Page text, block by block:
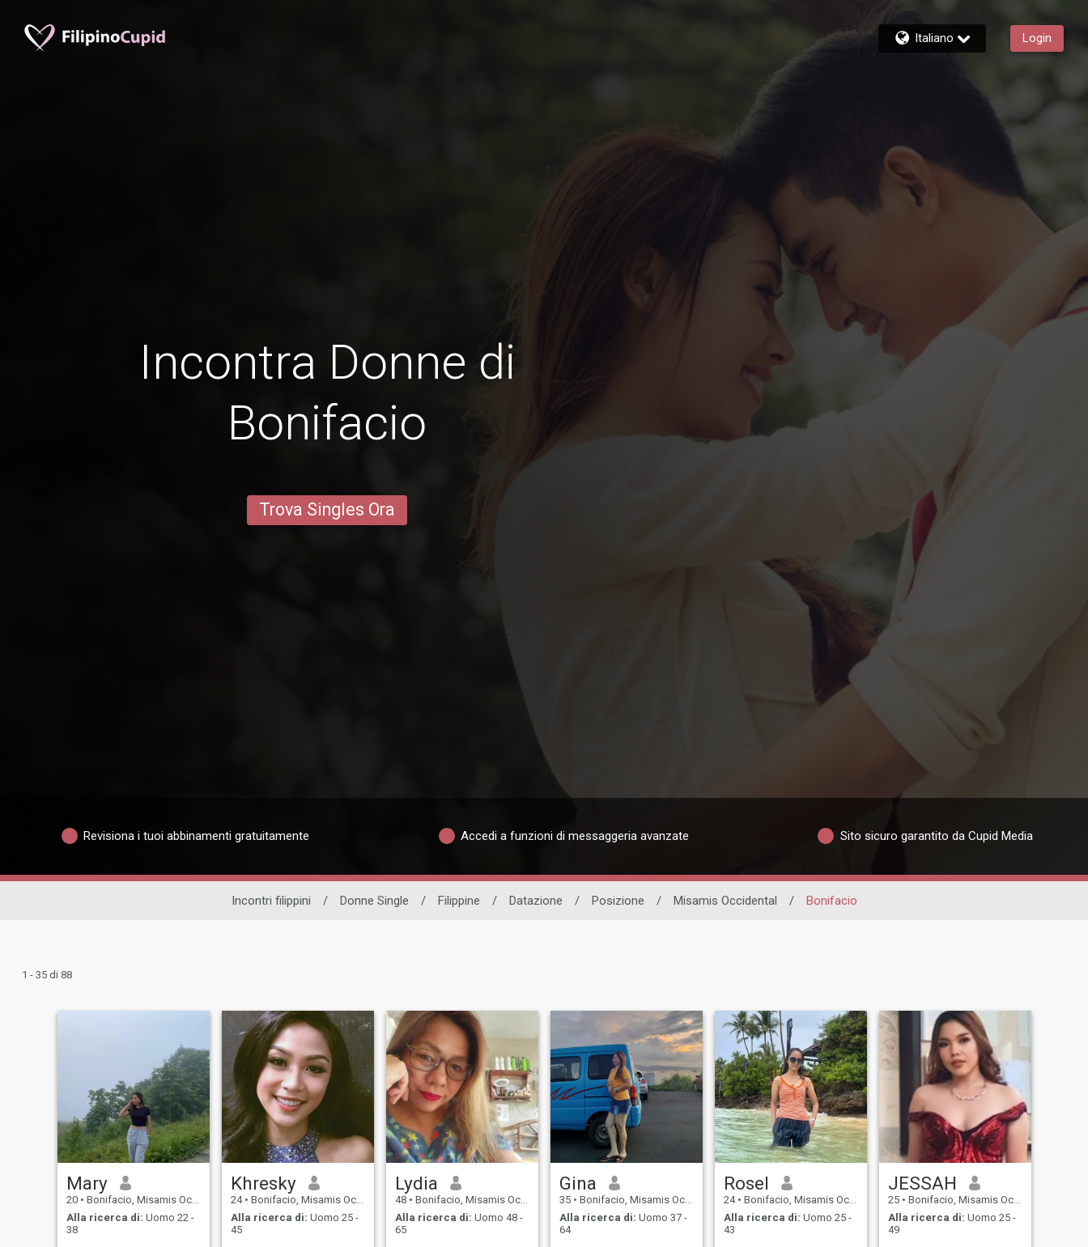
Italiano Login
Incontra Donne di
Bonifacio
Trova Singles Ora
Revisiona i tuoi abbinamenti gratuitamente Accedi a funzioni di messaggeria avanzate Sito sicuro garantito da Cupid Media
Incontri filippini / Donne Single / Filippine / Datazione / Posizione / Misamis Occidental / Bonifacio
1 - 35 di 88
Mary
20 • Bonifacio, Misamis Occidental, Filippine
Alla ricerca di: Uomo 22 -
38
Khresky
24 • Bonifacio, Misamis Occidental, Filippine
Alla ricerca di: Uomo 25 -
45
Lydia
48 • Bonifacio, Misamis Occidental, Filippine
Alla ricerca di: Uomo 48 -
65
Gina
35 • Bonifacio, Misamis Occidental, Filippine
Alla ricerca di: Uomo 37 -
64
Rosel
24 • Bonifacio, Misamis Occidental, Filippine
Alla ricerca di: Uomo 25 -
43
JESSAH
25 • Bonifacio, Misamis Occidental, Filippine
Alla ricerca di: Uomo 25 -
49